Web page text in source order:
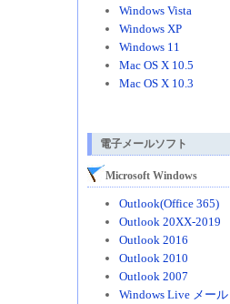
Windows Vista
Windows XP
Windows 11
Mac OS X 10.5
Mac OS X 10.3
電子メールソフト
Microsoft Windows
Outlook(Office 365)
Outlook 20XX-2019
Outlook 2016
Outlook 2010
Outlook 2007
Windows Live メー